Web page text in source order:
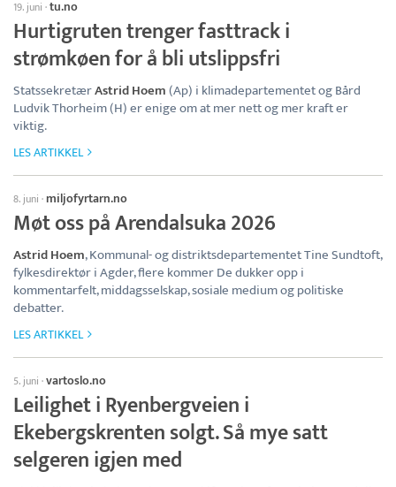
19. juni ·tu.no
Hurtigruten trenger fasttrack i
strømkøen for å bli utslippsfri
StatssekretærAstrid Hoem(Ap) i klimadepartementet og Bård
Ludvik Thorheim (H) er enige om at mer nett og mer kraft er
viktig.
LES ARTIKKEL
8. juni · miljofyrtarn.no
Møt oss på Arendalsuka 2026
Astrid Hoem, Kommunal- og distriktsdepartementet Tine Sundtoft,
fylkesdirektør i Agder, flere kommer De dukker opp i
kommentarfelt, middagsselskap, sosiale medium og politiske
debatter.
LES ARTIKKEL
5. juni ·vartoslo.no
Leilighet i Ryenbergveien i
Ekebergskrenten solgt. Så mye satt
selgeren igjen med